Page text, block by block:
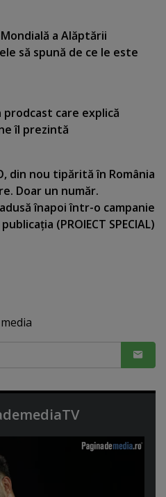
a Alăptării
să spună de ce le este
prodcast care explică
îl prezintă
din nou tipărită în România
Doar un număr.
înapoi într-o campanie
(PROIECT SPECIAL)